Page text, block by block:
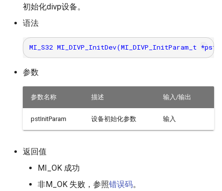
初始化divp设备。
语法
参数
参数名称 描述 输入/输出
pstInitParam 设备初始化参数 输入
返回值
MI_OK 成功
非M_OK 失败，参照错误码。